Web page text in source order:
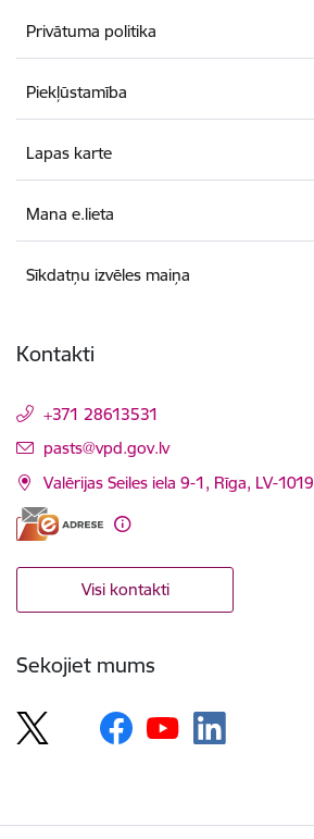
Privātuma politika
Piekļūstamība
Lapas karte
Mana e.lieta
Sīkdatņu izvēles maiņa
Kontakti
+371 28613531
E-pasts:
pasts@vpd.gov.lv
Valērijas Seiles iela 9-1, Rīga, LV-1019
Visi kontakti
Sekojiet mums